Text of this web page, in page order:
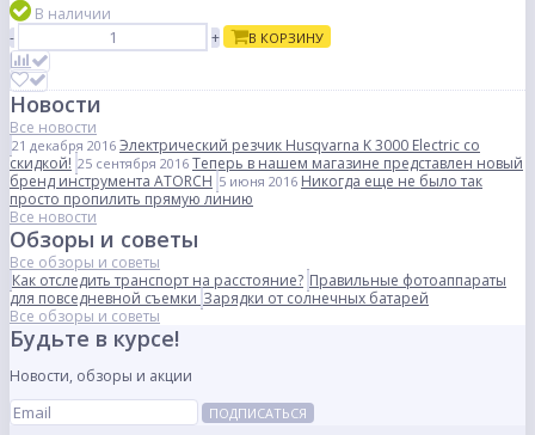
В наличии
-
+ В КОРЗИНУ
Новости
Все новости
21 декабря 2016 Электрический резчик Husqvarna K 3000 Electric со
скидкой! 25 сентября 2016 Теперь в нашем магазине представлен новый
бренд инструмента ATORCH 5 июня 2016 Никогда еще не было так
просто пропилить прямую линию
Все новости
Обзоры и советы
Все обзоры и советы
Как отследить транспорт на расстояние? Правильные фотоаппараты
для повседневной съемки Зарядки от солнечных батарей
Все обзоры и советы
Будьте в курсе!
Новости, обзоры и акции
ПОДПИСАТЬСЯ